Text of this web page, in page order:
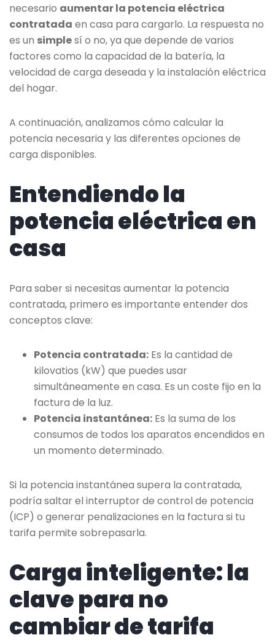
necesario aumentar la potencia eléctrica
contratada en casa para cargarlo. La respuesta no
es un simplesí o no, ya que depende de varios
factores como la capacidad de la batería, la
velocidad de carga deseada y la instalación eléctrica
del hogar.
A continuación, analizamos cómo calcular la
potencia necesaria y las diferentes opciones de
carga disponibles.
Entendiendo la
potencia eléctrica en
casa
Para saber si necesitas aumentar la potencia
contratada, primero es importante entender dos
conceptos clave:
Potencia contratada: Es la cantidad de
kilovatios (kW) que puedes usar
simultáneamente en casa. Es un coste fijo en la
factura de la luz.
Potencia instantánea: Es la suma de los
consumos de todos los aparatos encendidos en
un momento determinado.
Si la potencia instantánea supera la contratada,
podría saltar el interruptor de control de potencia
(ICP) o generar penalizaciones en la factura si tu
tarifa permite sobrepasarla.
Carga inteligente: la
clave para no
cambiar de tarifa